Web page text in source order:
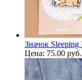
Значок
Цена: 75.00 руб.